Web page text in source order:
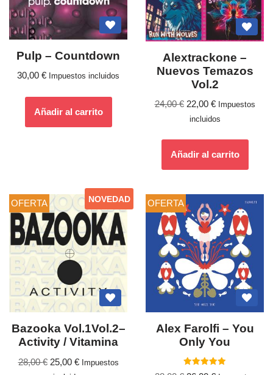
Pulp ‎– Countdown
30,00 € Impuestos incluidos
Añadir al carrito
Alextrackone –
Nuevos Temazos
Vol.2
24,00€ 22,00 €
Impuestos
incluidos
Añadir al carrito
OFERTA NOVEDAD
Bazooka Vol.1Vol.2–
Activity / Vitamina
28,00€ 25,00 €
Impuestos
OFERTA
Alex Farolfi – You
Only You
Valorado